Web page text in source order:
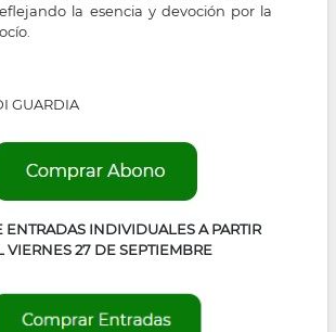
la esencia y devoción por la
GUARDIA
ENTRADAS INDIVIDUALES A PARTIR
VIERNES 27 DE SEPTIEMBRE